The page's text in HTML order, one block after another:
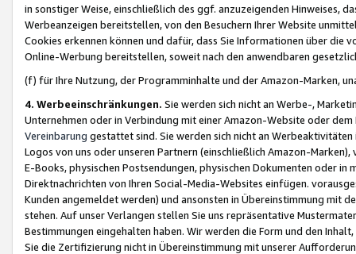
in sonstiger Weise, einschließlich des ggf. anzuzeigenden Hinweises,
Werbeanzeigen bereitstellen, von den Besuchern Ihrer Website
Cookies erkennen können und dafür, dass Sie Informationen über die
Online-Werbung bereitstellen, soweit nach den anwendbaren
(f) für Ihre Nutzung, der Programminhalte und der Amazon-Marken,
4. Werbeeinschränkungen. Sie werden sich nicht an Werbe-,
Unternehmen oder in Verbindung mit einer Amazon-Website oder
Vereinbarung gestattet sind. Sie werden sich nicht an
Logos von uns oder unseren Partnern (einschließlich Amazon-
E-Books, physischen Postsendungen, physischen Dokumenten oder in
Direktnachrichten von Ihren Social-Media-Websites einfügen.
Kunden angemeldet werden) und ansonsten in Übereinstimmung mit
stehen. Auf unser Verlangen stellen Sie uns repräsentative
Bestimmungen eingehalten haben. Wir werden die Form und den
Sie die Zertifizierung nicht in Übereinstimmung mit unserer